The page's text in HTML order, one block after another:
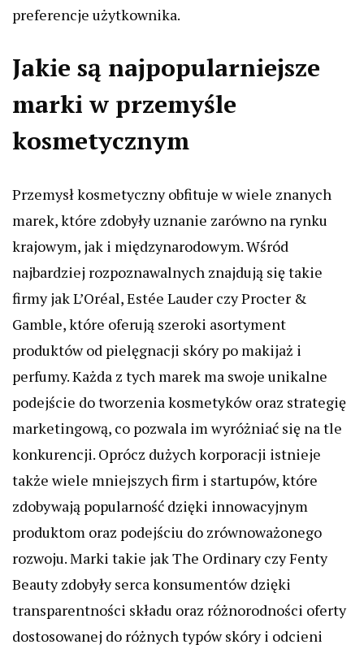
preferencje użytkownika.
Jakie są najpopularniejsze
marki w przemyśle
kosmetycznym
Przemysł kosmetyczny obfituje w wiele znanych
marek, które zdobyły uznanie zarówno na rynku
krajowym, jak i międzynarodowym. Wśród
najbardziej rozpoznawalnych znajdują się takie
firmy jak L’Oréal, Estée Lauder czy Procter &
Gamble, które oferują szeroki asortyment
produktów od pielęgnacji skóry po makijaż i
perfumy. Każda z tych marek ma swoje unikalne
podejście do tworzenia kosmetyków oraz strategię
marketingową, co pozwala im wyróżniać się na tle
konkurencji. Oprócz dużych korporacji istnieje
także wiele mniejszych firm i startupów, które
zdobywają popularność dzięki innowacyjnym
produktom oraz podejściu do zrównoważonego
rozwoju. Marki takie jak The Ordinary czy Fenty
Beauty zdobyły serca konsumentów dzięki
transparentności składu oraz różnorodności oferty
dostosowanej do różnych typów skóry i odcieni